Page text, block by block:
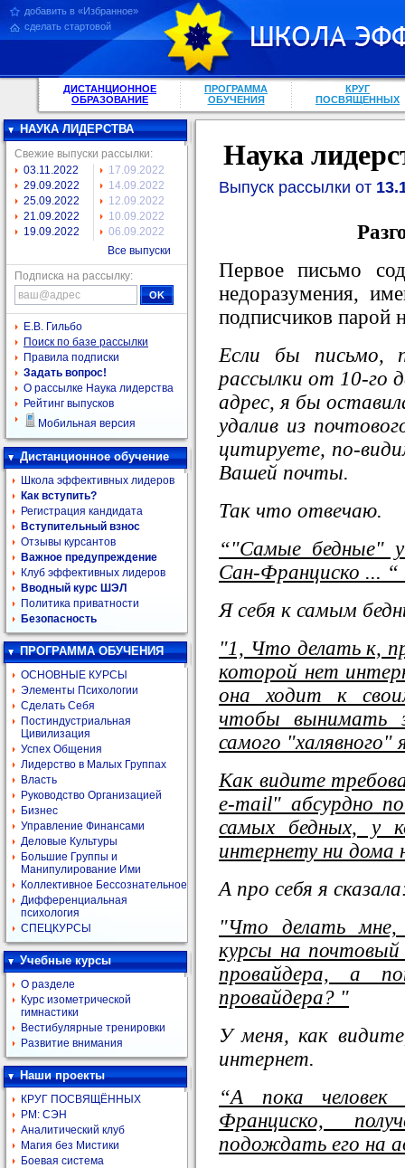
добавить в «Избранное»
сделать стартовой
ДИСТАНЦИОННОЕ
ОБРАЗОВАНИЕ
ПРОГРАММА
ОБУЧЕНИЯ
КРУГ
ПОСВЯЩЕННЫХ
НАУКА ЛИДЕРСТВА
Свежие выпуски рассылки:
03.11.2022
29.09.2022
25.09.2022
21.09.2022
19.09.2022
17.09.2022
14.09.2022
12.09.2022
10.09.2022
06.09.2022
Все выпуски
Подписка на рассылку:
Е.В. Гильбо
Поиск по базе рассылки
Правила подписки
Задать вопрос!
О рассылке Наука лидерства
Рейтинг выпусков
Мобильная версия
Дистанционное обучение
Школа эффективных лидеров
Как вступить?
Регистрация кандидата
Вступительный взнос
Отзывы курсантов
Важное предупреждение
Клуб эффективных лидеров
Вводный курс ШЭЛ
Политика приватности
Безопасность
ПРОГРАММА ОБУЧЕНИЯ
ОСНОВНЫЕ КУРСЫ
Элементы Психологии
Сделать Себя
Постиндустриальная
Цивилизация
Успех Общения
Лидерство в Малых Группах
Власть
Руководство Организацией
Бизнес
Управление Финансами
Деловые Культуры
Большие Группы и
Манипулирование Ими
Коллективное Бессознательное
Дифференциальная
психология
СПЕЦКУРСЫ
Учебные курсы
О разделе
Курс изометрической
гимнастики
Вестибулярные тренировки
Развитие внимания
Наши проекты
КРУГ ПОСВЯЩЁННЫХ
РМ: СЭН
Аналитический клуб
Магия без Мистики
Боевая система
Наука
Выпуск рассылки от
Первое письмо
недоразумения,
подписчиков парой
Если бы письмо,
рассылки от 10-го
адрес, я бы
удалив из
цитируете, по-
Вашей почты.
Так что отвечаю.
“"Самые бедные"
Сан-Франциско ... “
Я себя к самым
"1, Что делать к,
которой нет
она ходит к
чтобы вынимать
самого "халявного"
Как видите
e-mail" абсурдно
самых бедных, у
интернету ни
А про себя я
"Что делать
курсы на
провайдера, а
провайдера? "
У меня, как
интернет.
“А пока
Франциско,
подождать его на